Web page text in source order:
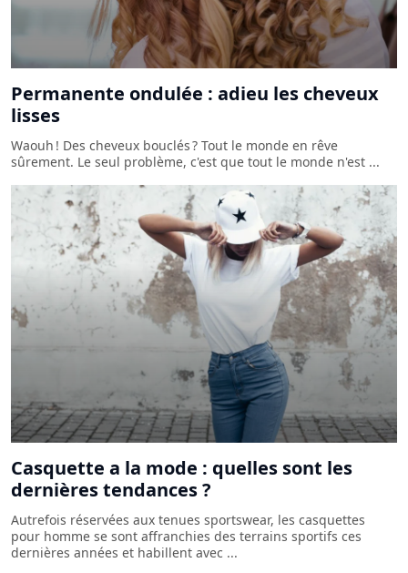
Permanente ondulée : adieu les cheveux
lisses
Waouh ! Des cheveux bouclés ? Tout le monde en rêve
sûrement. Le seul problème, c'est que tout le monde n'est ...
Casquette a la mode : quelles sont les
dernières tendances ?
Autrefois réservées aux tenues sportswear, les casquettes
pour homme se sont affranchies des terrains sportifs ces
dernières années et habillent avec ...